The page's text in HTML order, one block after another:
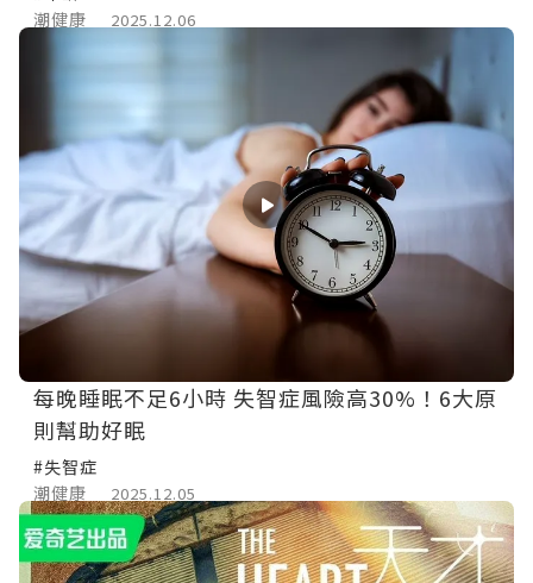
潮健康
2025.12.06
每晚睡眠不足6小時 失智症風險高30%！6大原
則幫助好眠
#失智症
潮健康
2025.12.05